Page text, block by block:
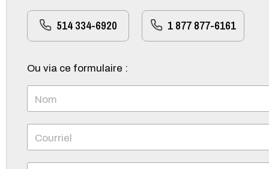
514 334-6920 1 877 877-6161
Ou via ce formulaire :
Nom
Courriel